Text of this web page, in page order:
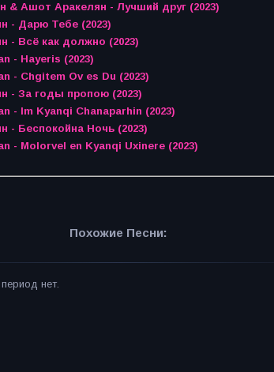
& Ашот Аракелян - Лучший друг (2023)
- Дарю Тебе (2023)
- Всё как должно (2023)
- Hayeris (2023)
- Chgitem Ov es Du (2023)
- За годы пропою (2023)
- Im Kyanqi Chanaparhin (2023)
- Беспокойна Ночь (2023)
- Molorvel en Kyanqi Uxinere (2023)
Похожие Песни:
нет.